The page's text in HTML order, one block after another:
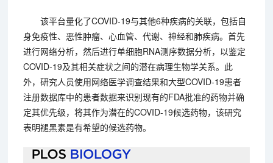
该平台量化了COVID-19与其他6种疾病的关联，包括自
身免疫性、恶性肿瘤、心血管、代谢、神经和肺疾病。首先
进行网络分析，然后进行单细胞RNA测序数据分析，以鉴定
COVID-19及其相关症状之间的潜在病理生物学关系。此
外，研究人员使用网络医学调查结果和大型COVID-19患者
注册数据库中的患者数据来识别现有的FDA批准的药物并确
定其优先级，将其作为潜在的COVID-19候选药物，该研究
表明褪黑素是有希望的候选药物。